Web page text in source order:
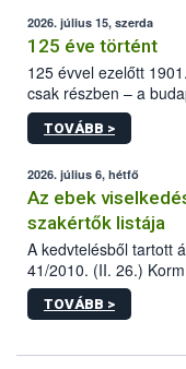
2026. július 15, szerda
125 éve történt
125 évvel ezelőtt
csak részben – a
állomás a Kis Rókus
tervezett új épületébe.
TOVÁBB >
2026. július 6, hétfő
Az ebek
szakértők listája
A kedvtelésből tartott
41/2010. (II. 26.)
sérülés, illetve ennek
hatósági feladatokat,
vonni az ebek
TOVÁBB >